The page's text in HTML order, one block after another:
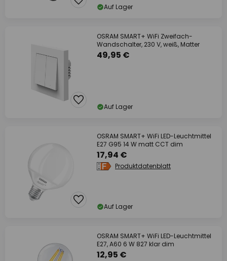
Auf Lager
OSRAM SMART+ WiFi Zweifach-
Wandschalter, 230 V, weiß, Matter
49,95 €
Auf Lager
OSRAM SMART+ WiFi LED-Leuchtmittel
E27 G95 14 W matt CCT dim
17,94 €
Produktdatenblatt
Auf Lager
OSRAM SMART+ WiFi LED-Leuchtmittel
E27, A60 6 W 827 klar dim
12,95 €